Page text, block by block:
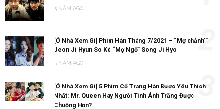
5 NĂM AGO
[Ở Nhà Xem Gì] Phim Hàn Tháng 7/2021 – “Mợ chảnh'”
Jeon Ji Hyun So Kè “Mợ Ngố” Song Ji Hyo
5 NĂM AGO
2
[Ở Nhà Xem Gì] 5 Phim Cổ Trang Hàn Được Yêu Thích
Nhất: Mr. Queen Hay Người Tình Ánh Trăng Được
Chuộng Hơn?
3